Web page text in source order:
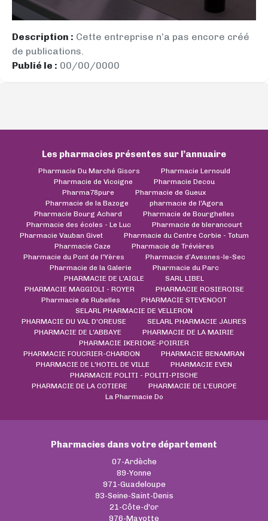
Description : Cette entreprise n’a pas encore créé
de publications.
Publié le : 00/00/0000
Les pharmacies présentes sur l’annuaire
Pharmacie Du Marché Gisors
Pharmacie Lernould
Pharmacie de Vicoigne
Pharmacie Decou
Pharma78pure
Pharmacie de Gueux
Pharmacie de la Bazoge
pharmacie de l'Agora
Pharmacie Bourg Achard
Pharmacie de Bourghelles
Pharmacie des écoles - Le Luc
Pharmacie de blerancourt
Pharmacie Vauban Givet
Pharmacie du Centre Corbie - Totum
Pharmacie Caze
Pharmacie de Trévières
Pharmacie du Pont de l'Yères
Pharmacie d’Avesnes-le-Sec
Pharmacie de la Galerie
Pharmacie du Parc
PHARMACIE DE L'AIGLE
SARL LIBEL
PHARMACIE MAGGIOLI - ROYER
PHARMACIE ROSIEROISE
Pharmacie de Rubelles
PHARMACIE STEVENOOT
SELARL PHARMACIE DE VELLERON
PHARMACIE DU VAL D'OREUSE
SELARL PHARMACIE JAURES
PHARMACIE DE L'ABBAYE
PHARMACIE DE LA MAIRIE
PHARMACIE IKERIOKE-POIRIER
PHARMACIE FOUCRIER-CHARDON
PHARMACIE BENAMRAN
PHARMACIE DE L'HOTEL DE VILLE
PHARMACIE EVEN
PHARMACIE POLITI - POLITI-PISCHE
PHARMACIE DE LA COTIERE
PHARMACIE DE L'EUROPE
La Pharmacie Do
Pharmacies dans votre département
07-Ardèche
89-Yonne
971-Guadeloupe
93-Seine-Saint-Denis
21-Côte-d'or
976-Mayotte